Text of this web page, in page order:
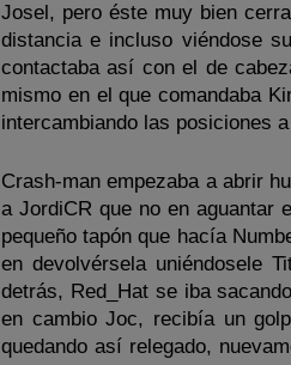
Josel, pero éste muy bien
distancia e incluso viéndose
contactaba así con el de
mismo en el que comandaba
intercambiando las posiciones
Crash-man empezaba a abrir
a JordiCR que no en aguantar
pequeño tapón que hacía
en devolvérsela uniéndosele
detrás, Red_Hat se iba
en cambio Joc, recibía un
quedando así relegado,